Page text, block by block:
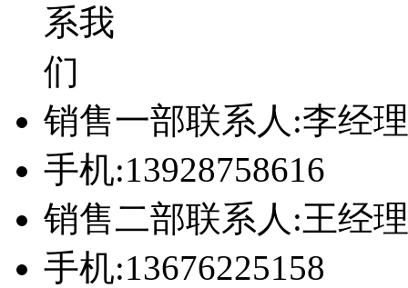
销售一部联系人:李经理
手机:13928758616
销售二部联系人:王经理
手机:13676225158